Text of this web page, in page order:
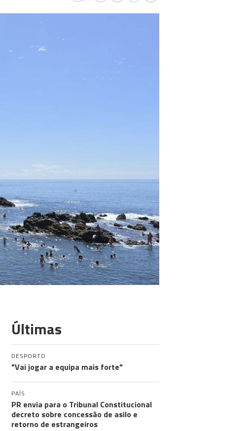
Últimas
DESPORTO
"Vai jogar a equipa mais forte"
PAÍS
PR envia para o Tribunal Constitucional
decreto sobre concessão de asilo e
retorno de estrangeiros